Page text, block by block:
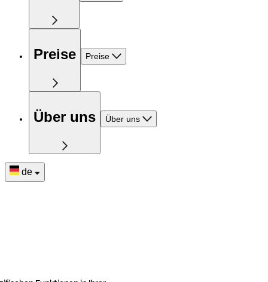
Preise Preise
Über uns Über uns
de